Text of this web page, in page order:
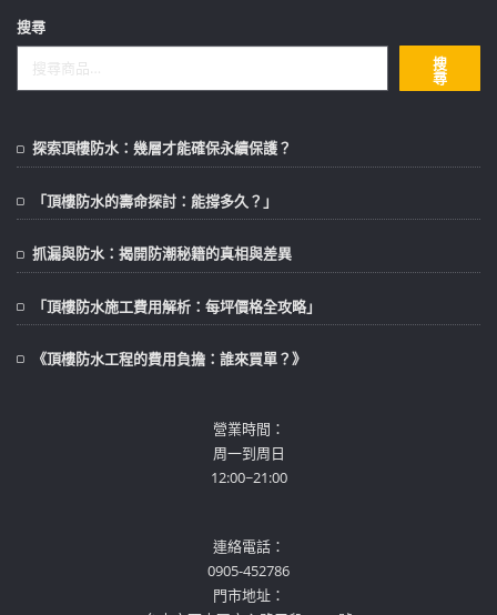
搜尋
搜
尋
探索頂樓防水：幾層才能確保永續保護？
「頂樓防水的壽命探討：能撐多久？」
抓漏與防水：揭開防潮秘籍的真相與差異
「頂樓防水施工費用解析：每坪價格全攻略」
《頂樓防水工程的費用負擔：誰來買單？》
營業時間：
周一到周日
12:00~21:00
連絡電話：
0905-452786
門市地址：